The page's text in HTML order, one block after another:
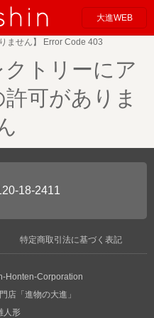
大進WEB
ません】 Error Code 403
トリーにア
可がありま
18-2411
特定商取引法に基づく表記
Honten-Corporation
店「進物の大進」
人形